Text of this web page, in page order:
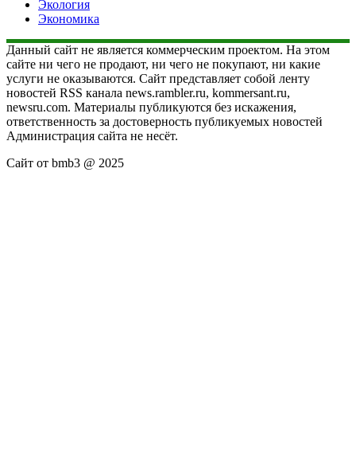
Экология
Экономика
Данный сайт не является коммерческим проектом. На этом
сайте ни чего не продают, ни чего не покупают, ни какие
услуги не оказываются. Сайт представляет собой ленту
новостей RSS канала news.rambler.ru, kommersant.ru,
newsru.com. Материалы публикуются без искажения,
ответственность за достоверность публикуемых новостей
Администрация сайта не несёт.
Сайт от bmb3 @ 2025